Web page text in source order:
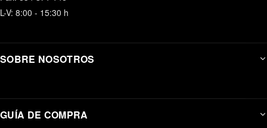
L-V: 8:00 - 15:30 h
SOBRE NOSOTROS
GUÍA DE COMPRA